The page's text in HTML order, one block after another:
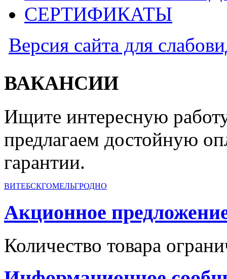
СЕРТИФИКАТЫ
Версия сайта для
ВАКАНСИИ
Ищите интересную
предлагаем достойную
гарантии.
ВИТЕБСКГОМЕЛЬГРОДНО
Акционное
Количество товара